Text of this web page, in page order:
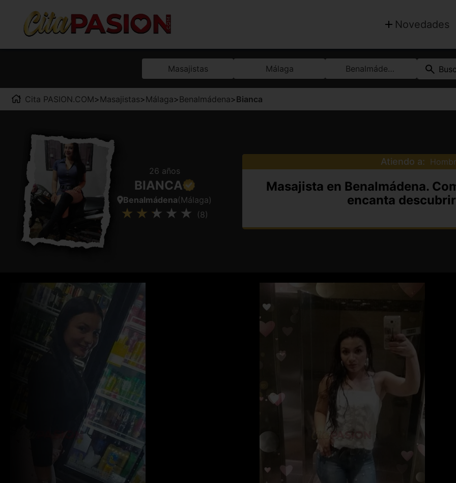
Novedades
Masajistas Málaga Benalmádena
Cita PASION.COM>Masajistas>Málaga>Benalmádena>Bianca
26 años
BIANCA
Benalmádena(Málaga)
(8)
Atiendo a:
Masajista en Benalmádena.
encanta